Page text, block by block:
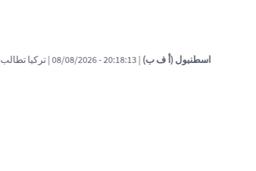
| تركيا تطالب روسيا وأوكرانيا ب"تعليق"